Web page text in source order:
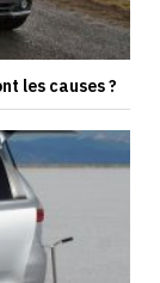
les causes ?